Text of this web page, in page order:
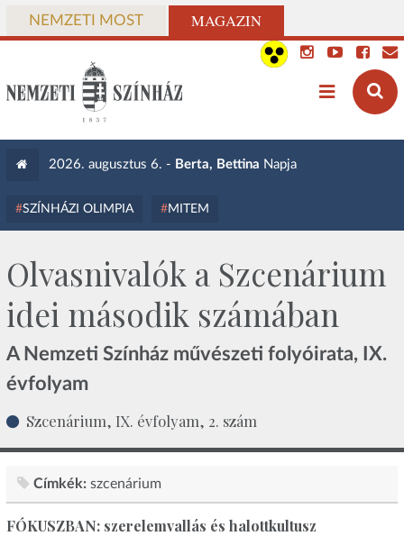
NEMZETI MOST MAGAZIN
2026. augusztus 6. - Berta, Bettina Napja
SZÍNHÁZI OLIMPIA MITEM
Olvasnivalók a Szcenárium
idei második számában
A Nemzeti Színház művészeti folyóirata, IX.
évfolyam
Szcenárium, IX. évfolyam, 2. szám
Címkék: szcenárium
FÓKUSZBAN: szerelemvallás és halottkultusz